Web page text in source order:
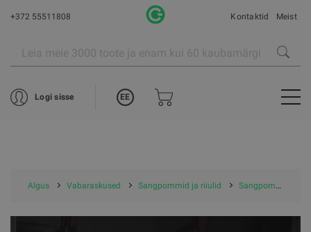
+372 55511808 Kontaktid Meist
Logi sisse EE
Algus Vabaraskused Sangpommid ja riiulid Sangpommid